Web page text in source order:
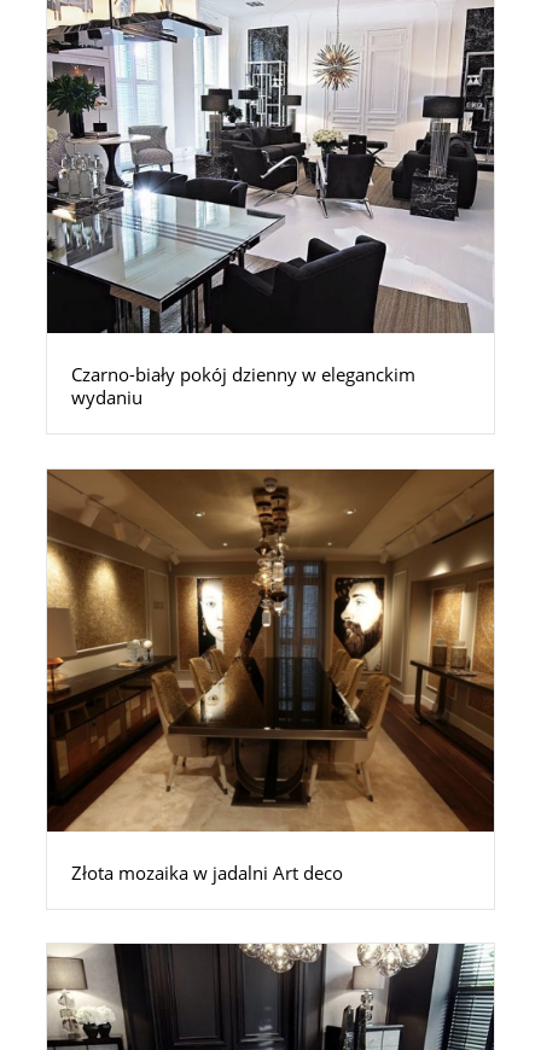
Czarno-biały pokój dzienny w eleganckim
wydaniu
Złota mozaika w jadalni Art deco